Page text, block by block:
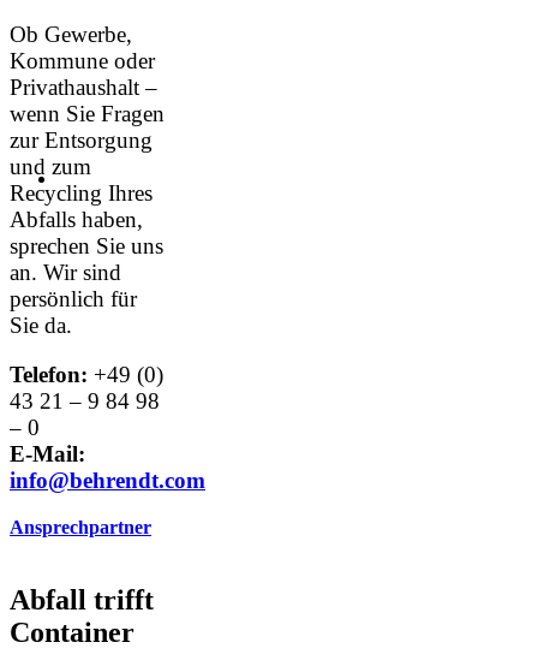
Ob Gewerbe,
Kommune oder
Privathaushalt –
wenn Sie Fragen
zur Entsorgung
und zum
Recycling Ihres
Abfalls haben,
sprechen Sie uns
an. Wir sind
persönlich für
Sie da.
Telefon: +49 (0)
43 21 – 9 84 98
– 0
E-Mail:
info@behrendt.com
Ansprechpartner
Abfall trifft
Container